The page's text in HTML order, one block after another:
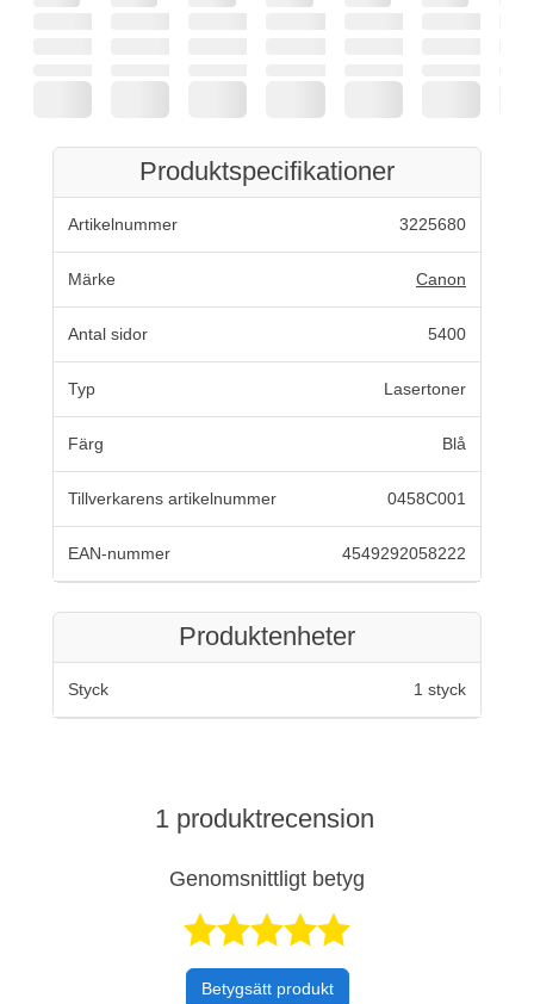
Produktspecifikationer
Artikelnummer 3225680
Märke Canon
Antal sidor 5400
Typ Lasertoner
Färg Blå
Tillverkarens artikelnummer 0458C001
EAN-nummer 4549292058222
Produktenheter
Styck 1 styck
1 produktrecension
Genomsnittligt betyg
Betygsatt 5 av
Betygsätt produkt